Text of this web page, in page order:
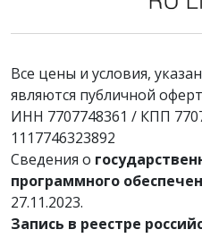
Все цены и условия,
являются публичной
ИНН 7707748361 / КПП
1117746323892
Сведения о
программного
27.11.2023.
Запись в реестре